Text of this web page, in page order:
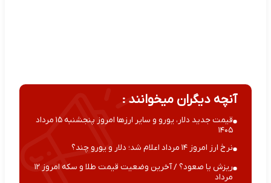
آنچه دیگران میخوانند :
قیمت جدید دلار، یورو و سایر ارزها امروز پنجشنبه ۱۵ مرداد
۱۴۰۵
نرخ ارز امروز ۱۴ مرداد اعلام شد؛ دلار و یورو چند؟
ریزش یا صعود؟ / آخرین وضعیت قیمت طلا و سکه امروز ۱۲
مرداد